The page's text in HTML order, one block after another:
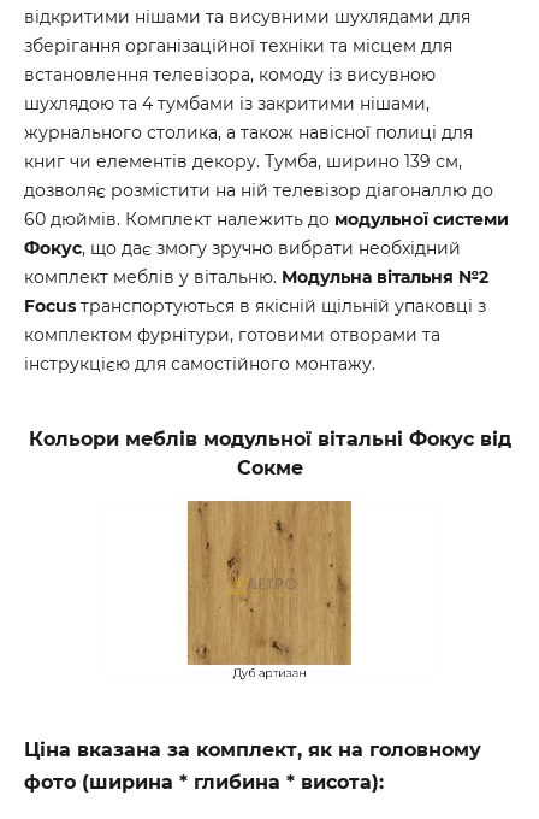
відкритими нішами та висувними шухлядами для
зберігання організаційної техніки та місцем для
встановлення телевізора, комоду із висувною
шухлядою та 4 тумбами із закритими нішами,
журнального столика, а також навісної полиці для
книг чи елементів декору. Тумба, ширино 139 см,
дозволяє розмістити на ній телевізор діагоналлю до
60 дюймів. Комплект належить до модульної системи
Фокус, що дає змогу зручно вибрати необхідний
комплект меблів у вітальню. Модульна вітальня №2
Focus транспортуються в якісній щільній упаковці з
комплектом фурнітури, готовими отворами та
інструкцією для самостійного монтажу.
Кольори меблів модульної вітальні Фокус від
Сокме
Ціна вказана за комплект, як на головному
фото (ширина * глибина * висота):